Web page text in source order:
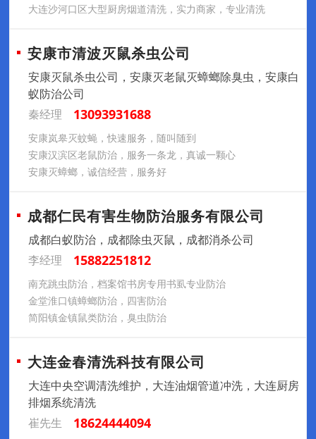
大连沙河口区大型厨房烟道清洗，实力商家，专业清洗
安康市清波灭鼠杀虫公司
安康灭鼠杀虫公司，安康灭老鼠灭蟑螂除臭虫，安康白
蚁防治公司
秦经理
13093931688
安康岚皋灭蚊蝇，快速服务，随叫随到
安康汉滨区老鼠防治，服务一条龙，真诚一颗心
安康灭蟑螂，诚信经营，服务好
成都仁民有害生物防治服务有限公司
成都白蚁防治，成都除虫灭鼠，成都消杀公司
李经理
15882251812
南充跳虫防治，档案馆书房专用书虱专业防治
金堂淮口镇蟑螂防治，四害防治
简阳镇金镇鼠类防治，臭虫防治
大连金春清洗科技有限公司
大连中央空调清洗维护，大连油烟管道冲洗，大连厨房
排烟系统清洗
崔先生
18624444094